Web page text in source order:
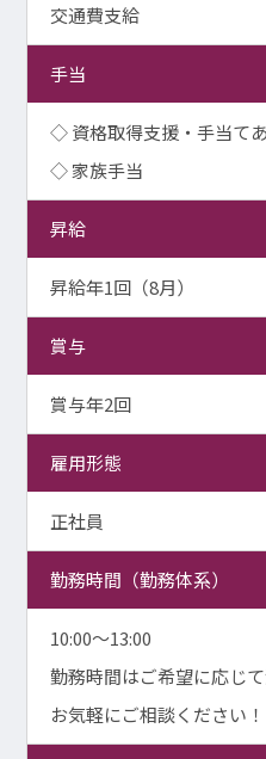
交通費支給
手当
◇ 資格取得支援・手当て
◇ 家族手当
昇給
昇給年1回（8月）
賞与
賞与年2回
雇用形態
正社員
勤務時間（勤務体系）
10:00～13:00
勤務時間はご希望に応じて
お気軽にご相談ください！